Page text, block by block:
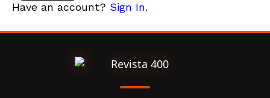
Have an account? Sign In.